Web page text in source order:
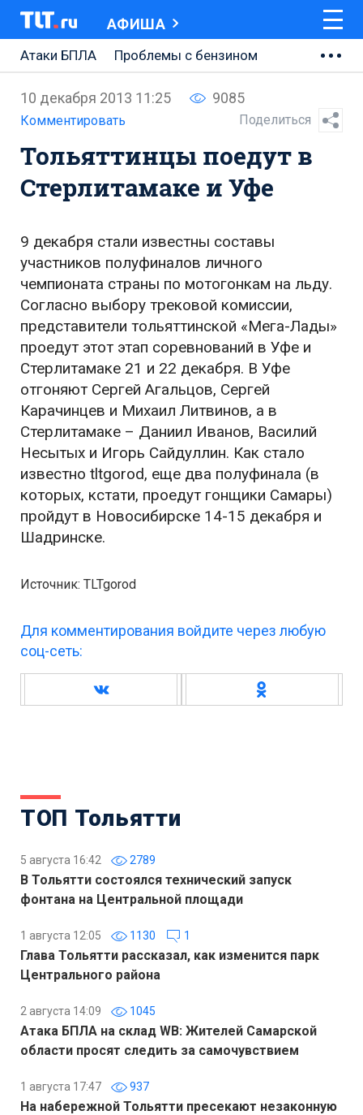
АФИША
Атаки БПЛА
Проблемы с бензином
АВТОВАЗ
Ремонт Центральной площади
Ремонт Обводного шоссе
Набережная Тольятти
10 декабря 2013 11:25 9085
Комментировать Поделиться
Тольяттинцы поедут в
Стерлитамаке и Уфе
9 декабря стали известны составы
участников полуфиналов личного
чемпионата страны по мотогонкам на льду.
Согласно выбору трековой комиссии,
представители тольяттинской «Мега-Лады»
проедут этот этап соревнований в Уфе и
Стерлитамаке 21 и 22 декабря. В Уфе
отгоняют Сергей Агальцов, Сергей
Карачинцев и Михаил Литвинов, а в
Стерлитамаке – Даниил Иванов, Василий
Несытых и Игорь Сайдуллин. Как стало
известно tltgorod, еще два полуфинала (в
которых, кстати, проедут гонщики Самары)
пройдут в Новосибирске 14-15 декабря и
Шадринске.
Источник: TLTgorod
Для комментирования войдите через любую
соц-сеть:
ТОП Тольятти
5 августа 16:42 2789
В Тольятти состоялся технический запуск
фонтана на Центральной площади
1 августа 12:05 1130 1
Глава Тольятти рассказал, как изменится парк
Центрального района
2 августа 14:09 1045
Атака БПЛА на склад WB: Жителей Самарской
области просят следить за самочувствием
1 августа 17:47 937
На набережной Тольятти пресекают незаконную